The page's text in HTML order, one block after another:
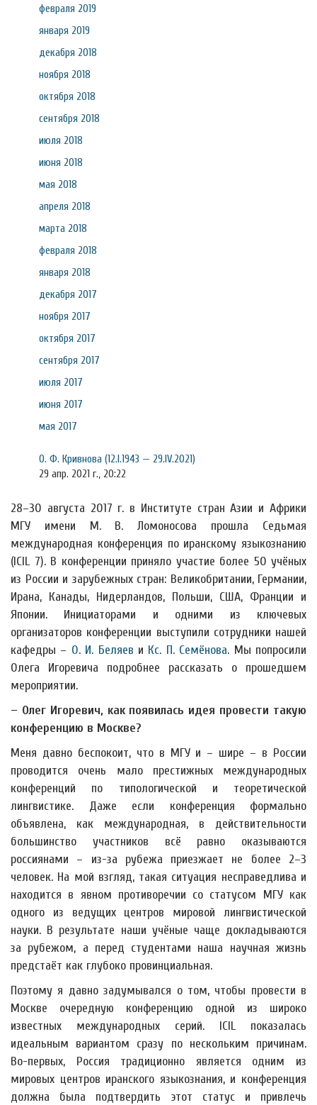
февраля 2019
января 2019
декабря 2018
ноября 2018
октября 2018
сентября 2018
июля 2018
июня 2018
мая 2018
апреля 2018
марта 2018
февраля 2018
января 2018
декабря 2017
ноября 2017
октября 2017
сентября 2017
июля 2017
июня 2017
мая 2017
О. Ф. Кривнова (12.I.1943 — 29.IV.2021)
29 апр. 2021 г., 20:22
28–30 августа 2017 г. в Институте стран Азии и Африки
МГУ имени М. В. Ломоносова прошла Седьмая
международная конференция по иранскому языкознанию
(ICIL 7). В конференции приняло участие более 50 учёных
из России и зарубежных стран: Великобритании, Германии,
Ирана, Канады, Нидерландов, Польши, США, Франции и
Японии. Инициаторами и одними из ключевых
организаторов конференции выступили сотрудники нашей
кафедры – О. И. Беляев и Кс. П. Семёнова. Мы попросили
Олега Игоревича подробнее рассказать о прошедшем
мероприятии.
– Олег Игоревич, как появилась идея провести такую
конференцию в Москве?
Меня давно беспокоит, что в МГУ и – шире – в России
проводится очень мало престижных международных
конференций по типологической и теоретической
лингвистике. Даже если конференция формально
объявлена, как международная, в действительности
большинство участников всё равно оказываются
россиянами – из-за рубежа приезжает не более 2–3
человек. На мой взгляд, такая ситуация несправедлива и
находится в явном противоречии со статусом МГУ как
одного из ведущих центров мировой лингвистической
науки. В результате наши учёные чаще докладываются
за рубежом, а перед студентами наша научная жизнь
предстаёт как глубоко провинциальная.
Поэтому я давно задумывался о том, чтобы провести в
Москве очередную конференцию одной из широко
известных международных серий. ICIL показалась
идеальным вариантом сразу по нескольким причинам.
Во-первых, Россия традиционно является одним из
мировых центров иранского языкознания, и конференция
должна была подтвердить этот статус и привлечь